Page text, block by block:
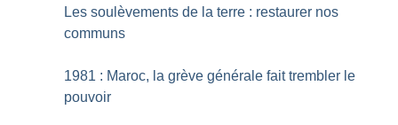
Les soulèvements de la terre : restaurer nos
communs
1981 : Maroc, la grève générale fait trembler le
pouvoir